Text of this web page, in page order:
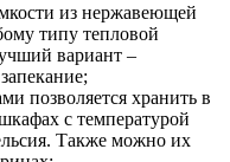
из нержавеющей
типу тепловой
вариант –
позволяется хранить в
с температурой
Также можно их